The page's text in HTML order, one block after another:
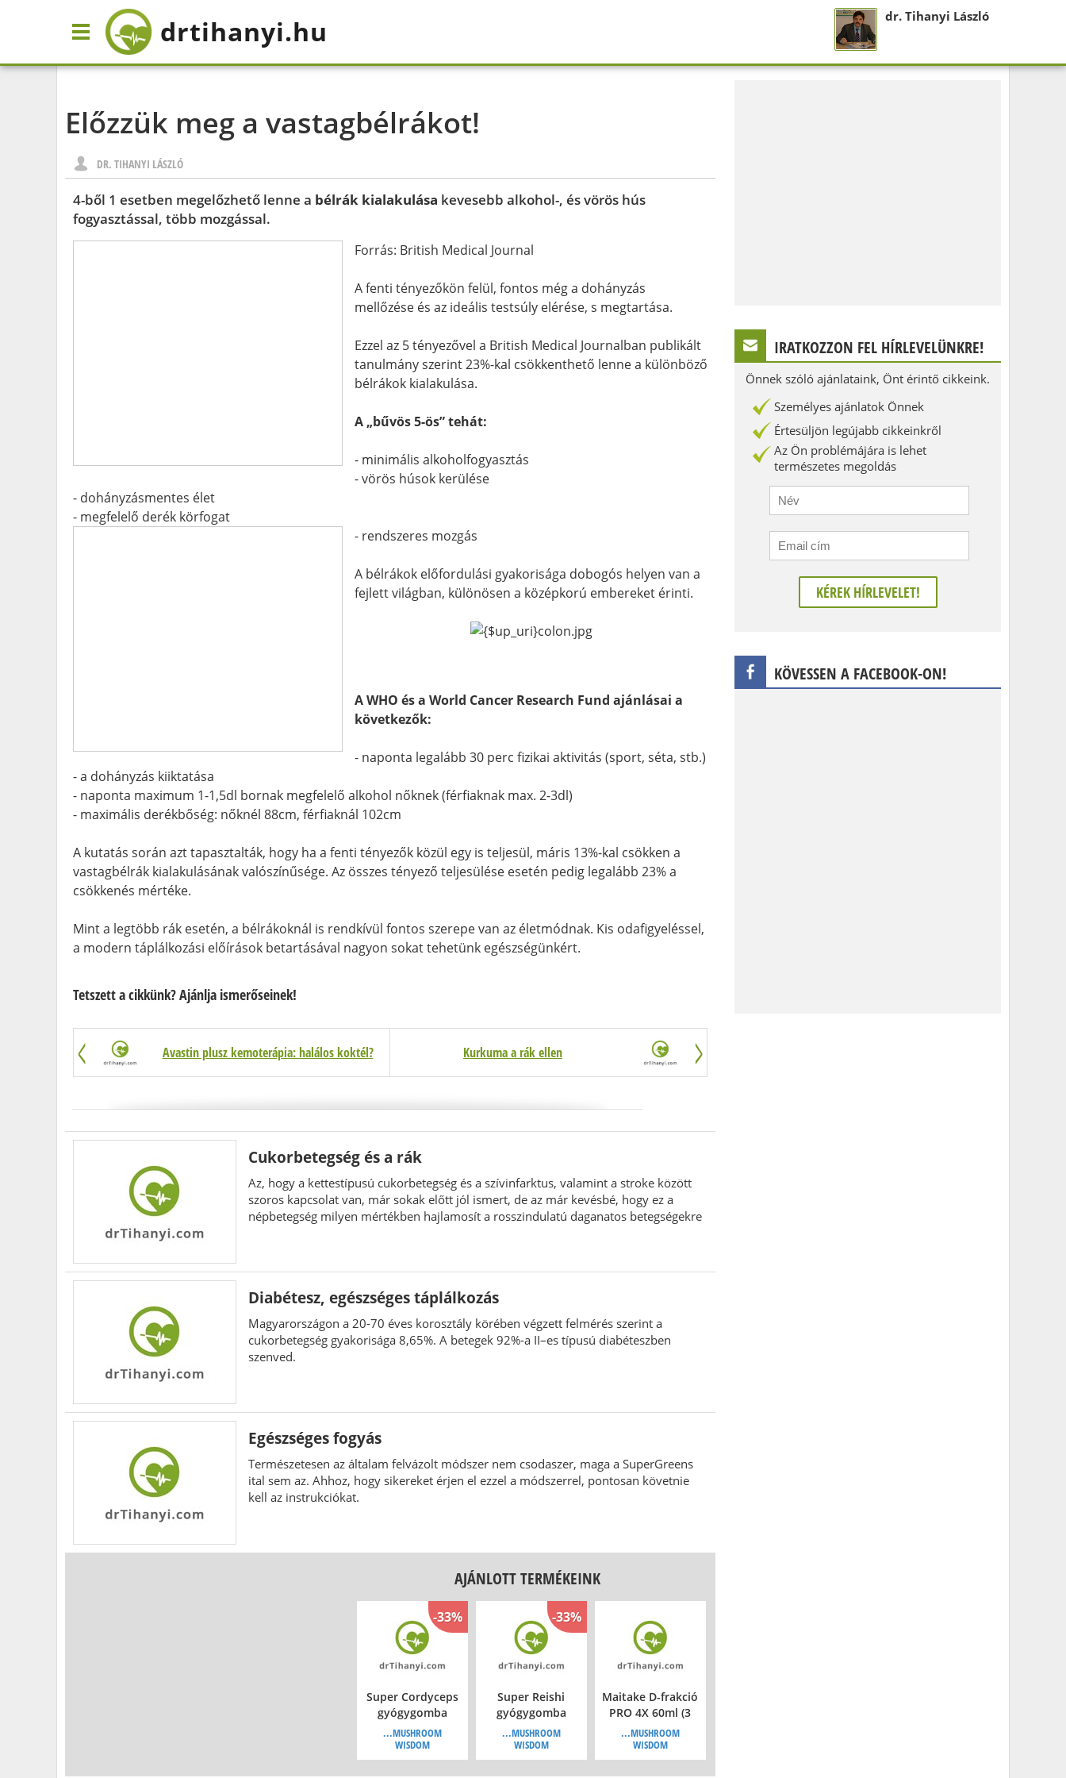
drtihanyi.hu dr. Tihanyi László
Előzzük meg a vastagbélrákot!
DR. TIHANYI LÁSZLÓ
4-ből 1 esetben megelőzhető lenne a bélrák kialakulása kevesebb alkohol-, és vörös hús
fogyasztással, több mozgással.
Forrás: British Medical Journal
A fenti tényezőkön felül, fontos még a dohányzás
mellőzése és az ideális testsúly elérése, s megtartása.
Ezzel az 5 tényezővel a British Medical Journalban publikált
tanulmány szerint 23%-kal csökkenthető lenne a különböző
bélrákok kialakulása.
A „bűvös 5-ös” tehát:
- minimális alkoholfogyasztás
- vörös húsok kerülése
- dohányzásmentes élet
- megfelelő derék körfogat
- rendszeres mozgás
A bélrákok előfordulási gyakorisága dobogós helyen van a
fejlett világban, különösen a középkorú embereket érinti.
A WHO és a World Cancer Research Fund ajánlásai a
következők:
- naponta legalább 30 perc fizikai aktivitás (sport, séta, stb.)
- a dohányzás kiiktatása
- naponta maximum 1-1,5dl bornak megfelelő alkohol nőknek (férfiaknak max. 2-3dl)
- maximális derékbőség: nőknél 88cm, férfiaknál 102cm
A kutatás során azt tapasztalták, hogy ha a fenti tényezők közül egy is teljesül, máris 13%-kal csökken a
vastagbélrák kialakulásának valószínűsége. Az összes tényező teljesülése esetén pedig legalább 23% a
csökkenés mértéke.
Mint a legtöbb rák esetén, a bélrákoknál is rendkívül fontos szerepe van az életmódnak. Kis odafigyeléssel,
a modern táplálkozási előírások betartásával nagyon sokat tehetünk egészségünkért.
Tetszett a cikkünk? Ajánlja ismerőseinek!
Avastin plusz kemoterápia: halálos koktél? Kurkuma a rák ellen
Cukorbetegség és a rák
Az, hogy a kettestípusú cukorbetegség és a szívinfarktus, valamint a stroke között
szoros kapcsolat van, már sokak előtt jól ismert, de az már kevésbé, hogy ez a
népbetegség milyen mértékben hajlamosít a rosszindulatú daganatos betegségekre
Diabétesz, egészséges táplálkozás
Magyarországon a 20-70 éves korosztály körében végzett felmérés szerint a
cukorbetegség gyakorisága 8,65%. A betegek 92%-a II–es típusú diabéteszben
szenved.
Egészséges fogyás
Természetesen az általam felvázolt módszer nem csodaszer, maga a SuperGreens
ital sem az. Ahhoz, hogy sikereket érjen el ezzel a módszerrel, pontosan követnie
kell az instrukciókat.
AJÁNLOTT TERMÉKEINK
-33%
Super Cordyceps
gyógygomba
tabletta, 120db
...MUSHROOM
WISDOM
-33%
Super Reishi
gyógygomba
tabletta, 120db
...MUSHROOM
WISDOM
Maitake D-frakció
PRO 4X 60ml (3
havi)
...MUSHROOM
WISDOM
IRATKOZZON FEL HÍRLEVELÜNKRE!
Önnek szóló ajánlataink, Önt érintő cikkeink.
Személyes ajánlatok Önnek
Értesüljön legújabb cikkeinkről
Az Ön problémájára is lehet
természetes megoldás
KÖVESSEN A FACEBOOK-ON!